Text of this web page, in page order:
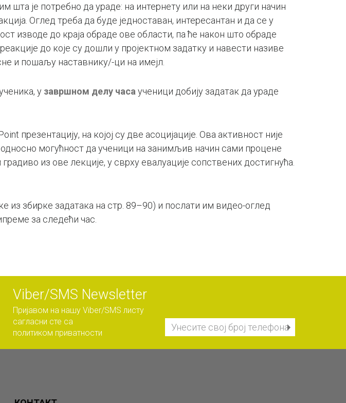
шта је потребно да ураде: на интернету или на неки други начин
Оглед треба да буде једноставан, интересантан и да се у
изводе до краја обраде ове области, па ће након што обраде
до које су дошли у пројектном задатку и навести називе
и пошаљу наставнику/-ци на имејл.
у завршном делу часа ученици добију задатак да ураде
презентацију, на којој су две асоцијације. Ова активност није
могућност да ученици на занимљив начин сами процене
из ове лекције, у сврху евалуације сопствених достигнућа.
из збирке задатака на стр. 89–90) и послати им видео-оглед
за следећи час.
Viber/SMS Newsletter
Пријавом на нашу Viber/SMS листу
сагласни сте са
политиком приватности